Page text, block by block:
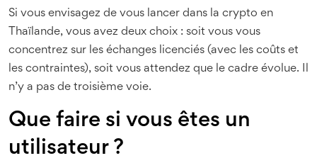
Si vous envisagez de vous lancer dans la crypto en
Thaïlande, vous avez deux choix : soit vous vous
concentrez sur les échanges licenciés (avec les coûts et
les contraintes), soit vous attendez que le cadre évolue. Il
n’y a pas de troisième voie.
Que faire si vous êtes un
utilisateur ?